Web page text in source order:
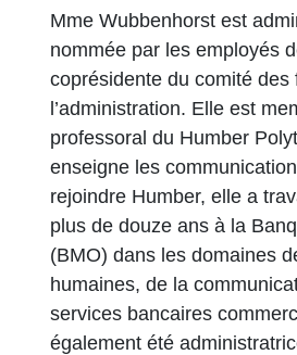
Mme Wubbenhorst est
nommée par les employés
coprésidente du comité des
l’administration. Elle est
professoral du Humber
enseigne les
rejoindre Humber, elle a
plus de douze ans à la
(BMO) dans les domaines
humaines, de la
services bancaires
également été